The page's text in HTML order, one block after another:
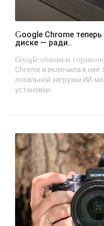
Google Chrome теперь потребует до 20 Гбайт на
диске — ради..
Google обновила
Chrome и включила в неё
локальной загрузки ИИ-
установки...